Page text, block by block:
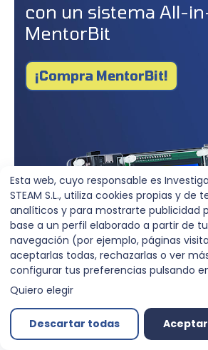
con un sistema All-
MentorBit
¡Compra MentorBit!
Esta web, cuyo responsable es
STEAM S.L., utiliza cookies propias y de
analíticos y para mostrarte publicidad
base a un perfil elaborado a partir de
navegación (por ejemplo, páginas
aceptarlas todas, rechazarlas o ver
configurar tus preferencias pulsando
Quiero elegir
Descartar todas